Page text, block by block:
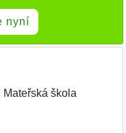
nyní
Mateřská škola